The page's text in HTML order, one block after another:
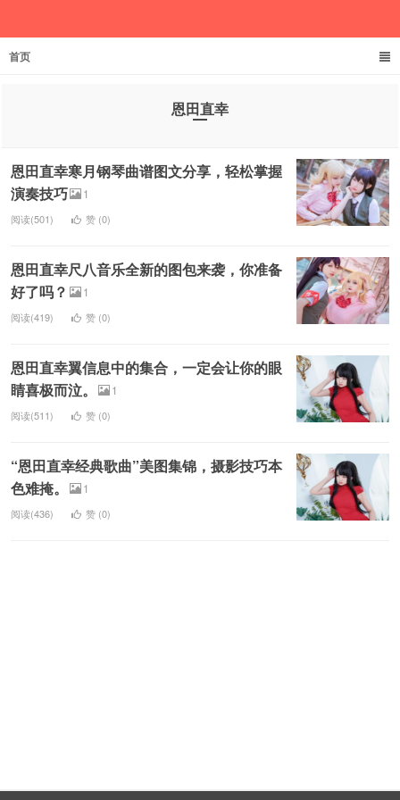
首页
恩田直幸
恩田直幸寒月钢琴曲谱图文分享，轻松掌握
演奏技巧
1
阅读(501) 赞 (0)
恩田直幸尺八音乐全新的图包来袭，你准备
好了吗？
1
阅读(419) 赞 (0)
恩田直幸翼信息中的集合，一定会让你的眼
睛喜极而泣。
1
阅读(511) 赞 (0)
“恩田直幸经典歌曲”美图集锦，摄影技巧本
色难掩。
1
阅读(436) 赞 (0)